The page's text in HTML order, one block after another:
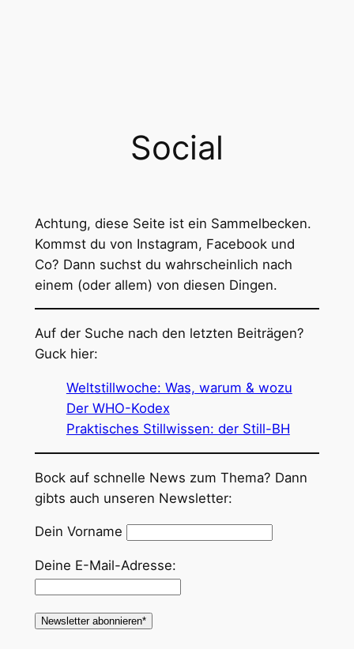
Social
Achtung, diese Seite ist ein Sammelbecken.
Kommst du von Instagram, Facebook und
Co? Dann suchst du wahrscheinlich nach
einem (oder allem) von diesen Dingen.
Auf der Suche nach den letzten Beiträgen?
Guck hier:
Weltstillwoche: Was, warum & wozu
Der WHO-Kodex
Praktisches Stillwissen: der Still-BH
Bock auf schnelle News zum Thema? Dann
gibts auch unseren Newsletter:
Dein Vorname
Deine E-Mail-Adresse: